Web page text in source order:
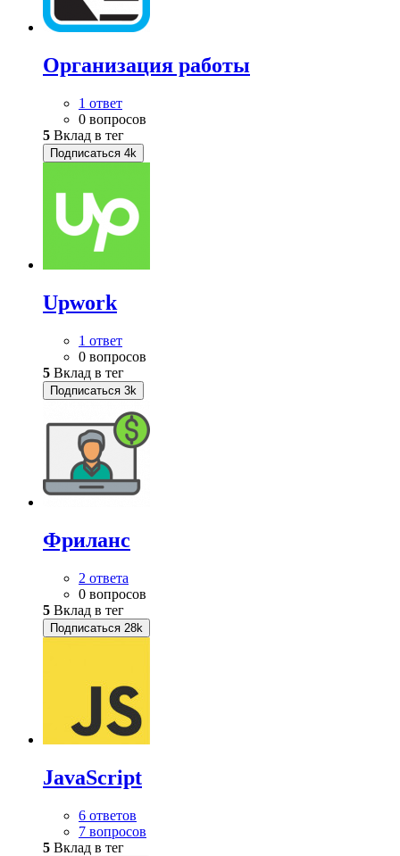
Организация работы
1 ответ
0 вопросов
5 Вклад в тег
Подписаться 4k
Upwork
1 ответ
0 вопросов
5 Вклад в тег
Подписаться 3k
Фриланс
2 ответа
0 вопросов
5 Вклад в тег
Подписаться 28k
JavaScript
6 ответов
7 вопросов
5 Вклад в тег